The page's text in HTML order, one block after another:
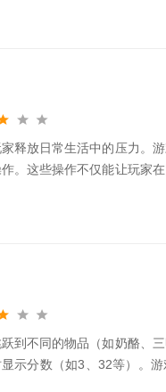
释放日常生活中的压力。
。这些操作不仅能让玩家
简洁明了，色彩丰富，给
到不同的物品（如奶酪、
示分数（如3、32等）。
落则游戏结束。游戏设有